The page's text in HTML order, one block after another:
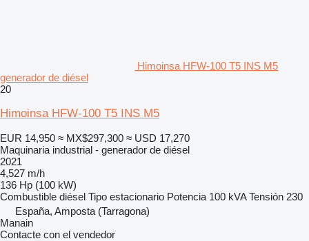
Himoinsa HFW-100 T5 INS M5
generador de diésel
20
Himoinsa HFW-100 T5 INS M5
EUR 14,950 ≈ MX$297,300 ≈ USD 17,270
Maquinaria industrial - generador de diésel
2021
4,527 m/h
136 Hp (100 kW)
Combustible diésel Tipo estacionario Potencia 100 kVA Tensión 230
España, Amposta (Tarragona)
Manain
Contacte con el vendedor